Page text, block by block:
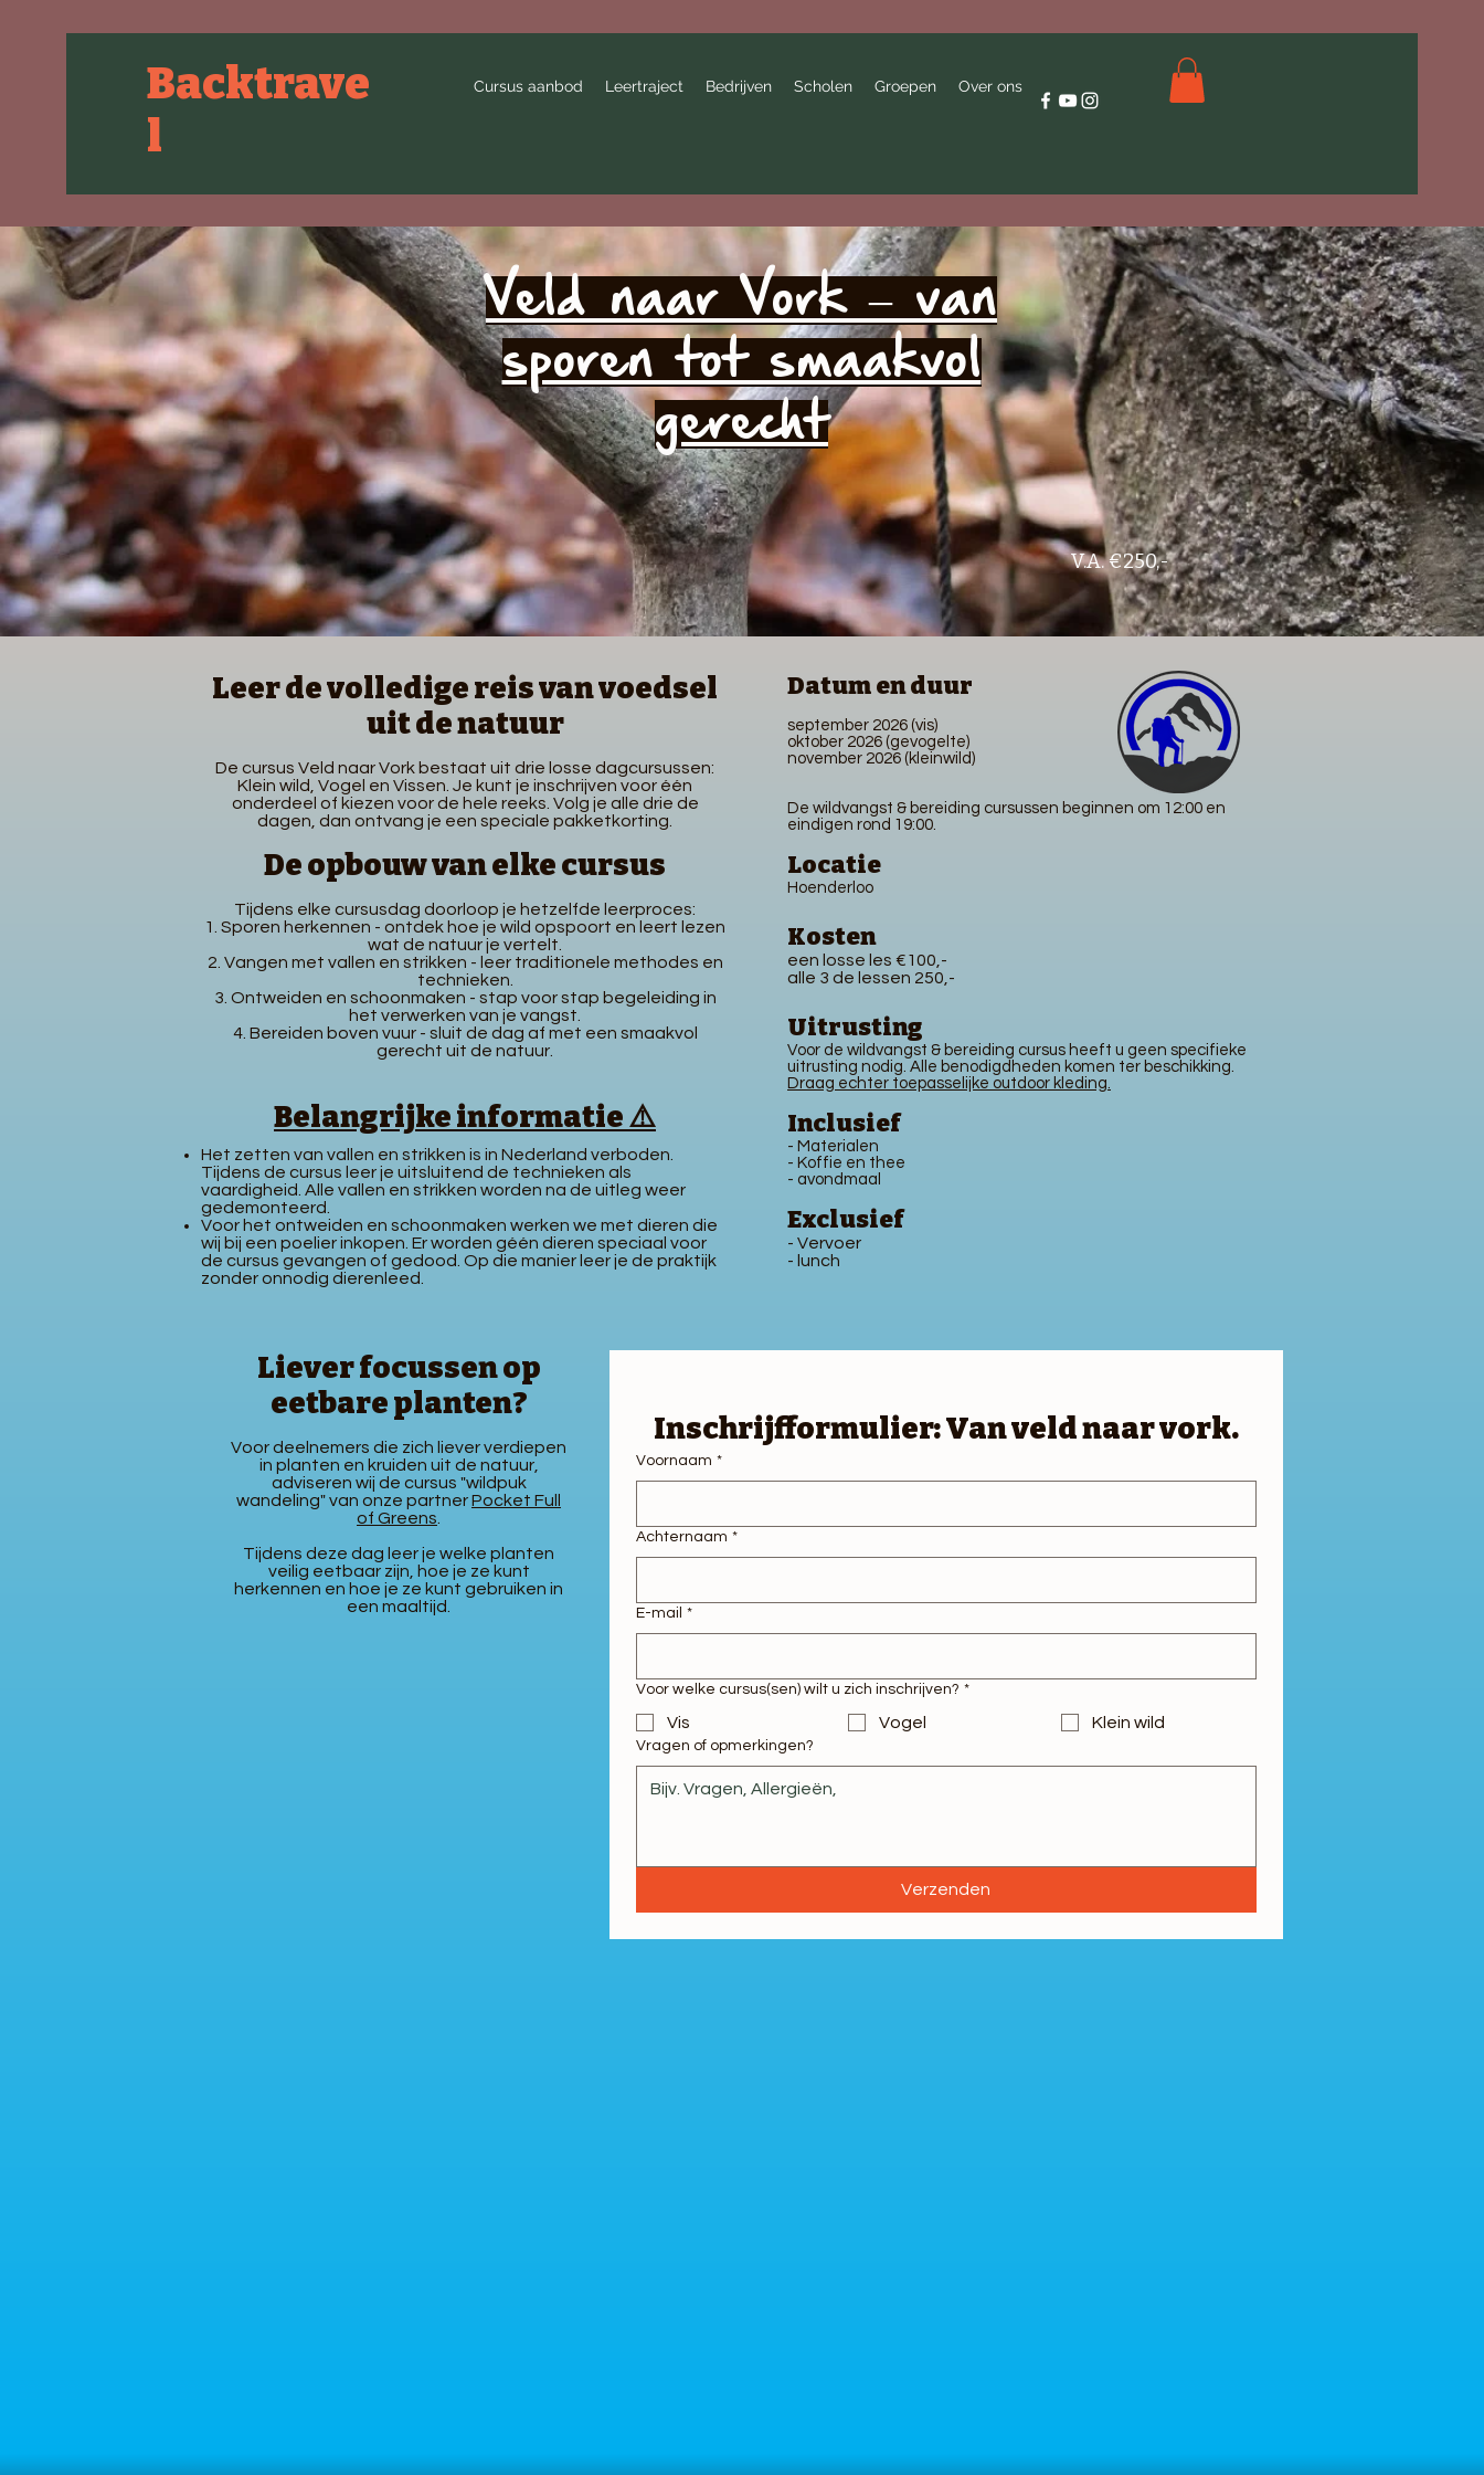
Backtrave
l
Cursus aanbod Leertraject Bedrijven Scholen Groepen Over ons
Veld naar Vork – van
sporen tot smaakvol
gerecht
V.A. €250,-
Leer de volledige reis van voedsel
uit de natuur
De cursus Veld naar Vork bestaat uit drie losse dagcursussen:
Klein wild, Vogel en Vissen. Je kunt je inschrijven voor één
onderdeel of kiezen voor de hele reeks. Volg je alle drie de
dagen, dan ontvang je een speciale pakketkorting.
De opbouw van elke cursus
Tijdens elke cursusdag doorloop je hetzelfde leerproces:
Sporen herkennen - ontdek hoe je wild opspoort en leert lezen
wat de natuur je vertelt.
Vangen met vallen en strikken - leer traditionele methodes en
technieken.
Ontweiden en schoonmaken - stap voor stap begeleiding in
het verwerken van je vangst.
Bereiden boven vuur - sluit de dag af met een smaakvol
gerecht uit de natuur.
Belangrijke informatie ⚠️
Het zetten van vallen en strikken is in Nederland verboden.
Tijdens de cursus leer je uitsluitend de technieken als
vaardigheid. Alle vallen en strikken worden na de uitleg weer
gedemonteerd.
Voor het ontweiden en schoonmaken werken we met dieren die
wij bij een poelier inkopen. Er worden géén dieren speciaal voor
de cursus gevangen of gedood. Op die manier leer je de praktijk
zonder onnodig dierenleed.
Datum en duur
september 2026 (vis)
oktober 2026 (gevogelte)​
november 2026 (kleinwild)​
De wildvangst & bereiding cursussen beginnen om 12:00 en
eindigen rond 19:00.
Locatie
Hoenderloo
Kosten
een losse les €100,-
alle 3 de lessen 250,-
Uitrusting
Voor de wildvangst & bereiding cursus heeft u geen specifieke
uitrusting nodig. Alle benodigdheden komen ter beschikking.
Draag echter toepasselijke outdoor kleding.
Inclusief
- Materialen
- Koffie en thee
- avondmaal
Exclusief
- Vervoer
- lunch
Liever focussen op
eetbare planten?
Voor deelnemers die zich liever verdiepen
in planten en kruiden uit de natuur,
adviseren wij de cursus "wildpuk
wandeling" van onze partnerPocket Full
of Greens
Tijdens deze dag leer je welke planten
veilig eetbaar zijn, hoe je ze kunt
herkennen en hoe je ze kunt gebruiken in
een maaltijd.
Inschrijfformulier: Van veld naar vork.
Voornaam *
Achternaam *
E-mail *
Voor welke cursus(sen) wilt u zich inschrijven? *
Vis Vogel Klein wild
Vragen of opmerkingen?
Verzenden